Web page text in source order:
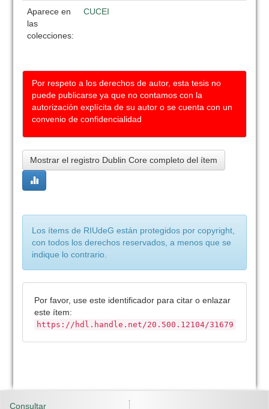
Aparece en
las
colecciones:
CUCEI
Por respeto a los derechos de autor, esta tesis no
puede publicarse ya que no contamos con la
autorización explícita de su autor o se cuenta con un
convenio de confidencialidad
Mostrar el registro Dublin Core completo del ítem
Los ítems de RIUdeG están protegidos por copyright,
con todos los derechos reservados, a menos que se
indique lo contrario.
Por favor, use este identificador para citar o enlazar
este ítem:
https://hdl.handle.net/20.500.12104/31679
Consultar